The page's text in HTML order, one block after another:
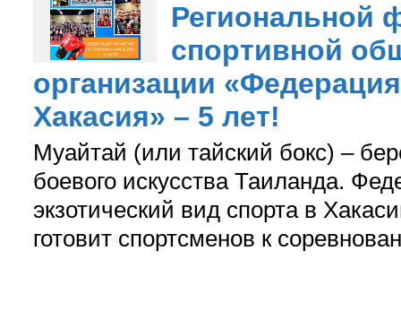
Региональной
спортивной
организации
Хакасия» – 5 лет!
Муайтай (или тайский бокс) –
боевого искусства Таиланда.
экзотический вид спорта в
готовит спортсменов к